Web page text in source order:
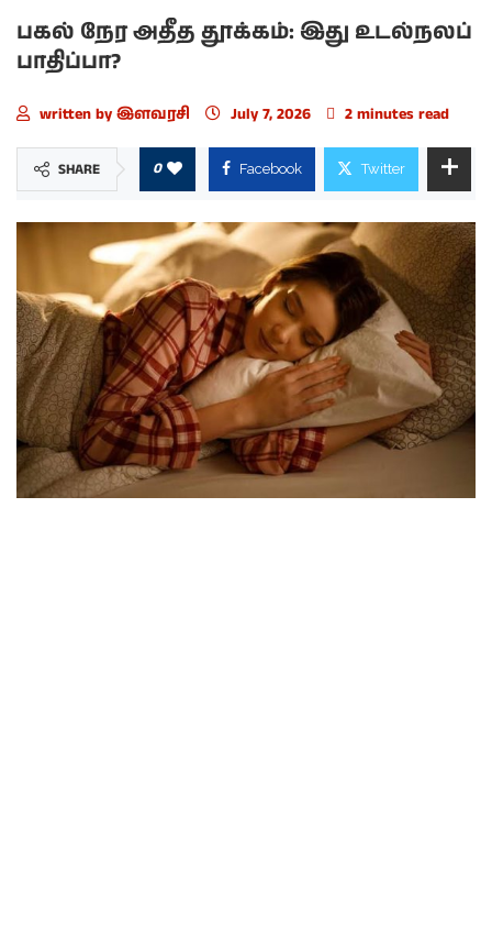
பகல் நேர அதீத தூக்கம்: இது உடல்நலப்
பாதிப்பா?
written by இளவரசி July 7, 2026 2 minutes read
SHARE 0 Facebook Twitter